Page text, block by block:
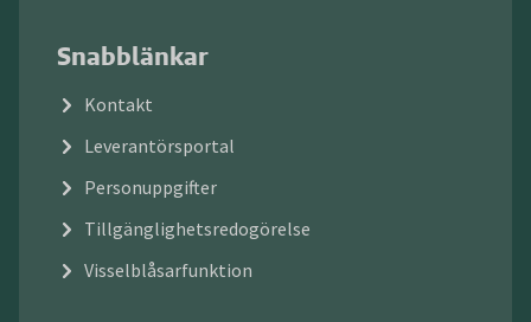
Snabblänkar
Kontakt
Leverantörsportal
Personuppgifter
Tillgänglighetsredogörelse
Visselblåsarfunktion